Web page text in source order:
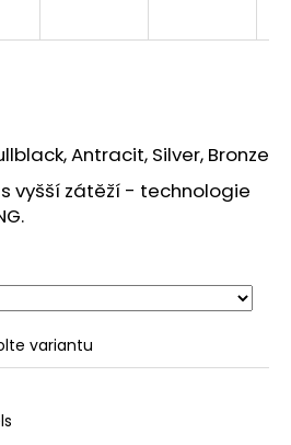
Antracit, Silver, Bronze
vyšší zátěží - technologie
variantu